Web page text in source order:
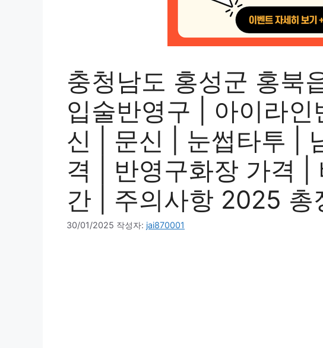
충청남도 홍성군 홍북
입술반영구 | 아이라
신 | 문신 | 눈썹타투 |
격 | 반영구화장 가격 |
간 | 주의사항 2025 총
30/01/2025 작성자: jai870001